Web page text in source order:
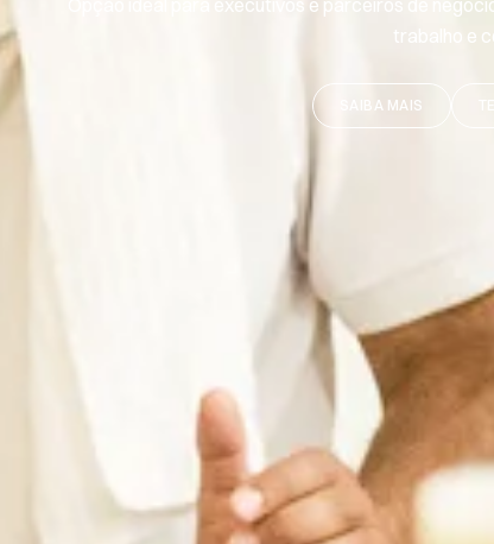
Opção ideal para executivos e parceiros de
trabalho e
SAIBA MAIS